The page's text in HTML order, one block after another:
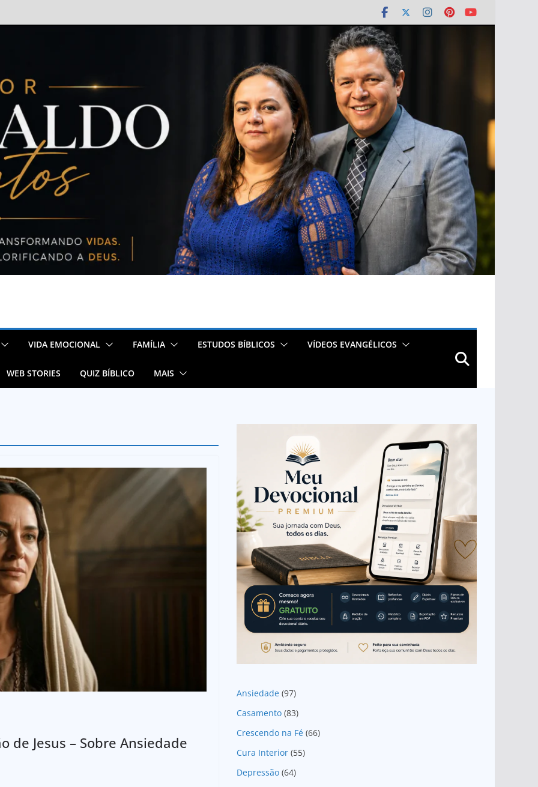
VIDA EMOCIONAL FAMÍLIA ESTUDOS BÍBLICOS VÍDEOS EVANGÉLICOS
WEB STORIES QUIZ BÍBLICO MAIS
de Jesus – Sobre Ansiedade
Ansiedade (97)
Casamento (83)
Crescendo na Fé (66)
Cura Interior (55)
Depressão (64)